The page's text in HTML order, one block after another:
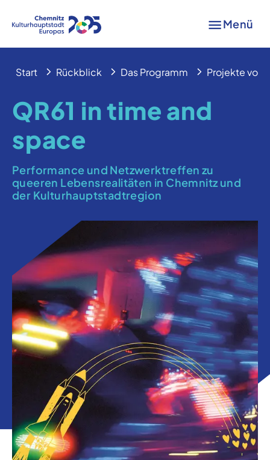
Menü
Start Rückblick Das Programm Projekte von
QR61 in time and
space
Performance und Netzwerktreffen zu
queeren Lebensrealitäten in Chemnitz und
der Kulturhauptstadtregion